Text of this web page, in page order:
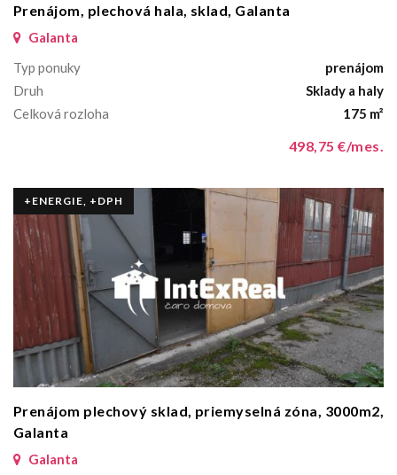
Prenájom, plechová hala, sklad, Galanta
Galanta
Typ ponuky
prenájom
Druh
Sklady a haly
Celková rozloha
175 m²
498,75 €/mes.
+ENERGIE, +DPH
Prenájom plechový sklad, priemyselná zóna, 3000m2,
Galanta
Galanta